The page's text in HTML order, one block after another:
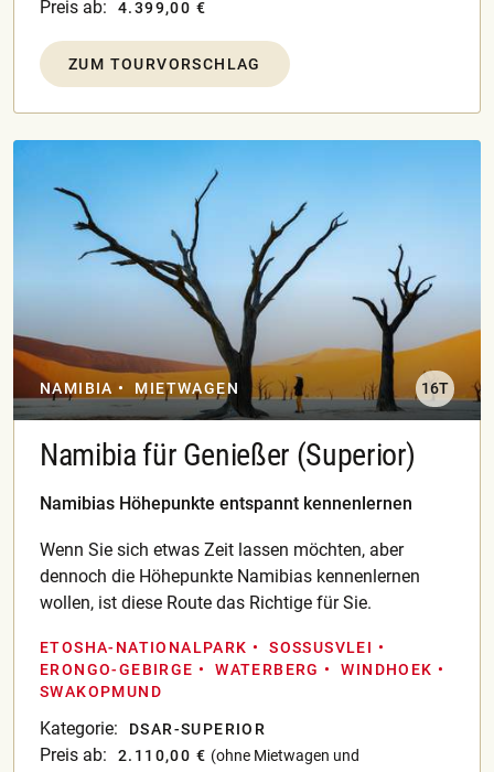
Preis ab: 4.399,00 €
ZUM TOURVORSCHLAG
NAMIBIA MIETWAGEN 16T
Namibia für Genießer (Superior)
Namibias Höhepunkte entspannt kennenlernen
Wenn Sie sich etwas Zeit lassen möchten, aber
dennoch die Höhepunkte Namibias kennenlernen
wollen, ist diese Route das Richtige für Sie.
ETOSHA-NATIONALPARK
SOSSUSVLEI
ERONGO-GEBIRGE
WATERBERG
WINDHOEK
SWAKOPMUND
Kategorie: DSAR-SUPERIOR
Preis ab: 2.110,00 € (ohne Mietwagen und